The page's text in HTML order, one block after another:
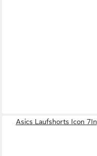
Asics Laufshorts Icon 7In